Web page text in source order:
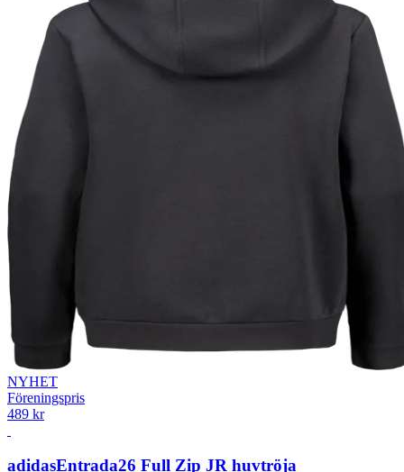
NYHET
Föreningspris
489 kr
adidasEntrada26 Full Zip JR huvtröja